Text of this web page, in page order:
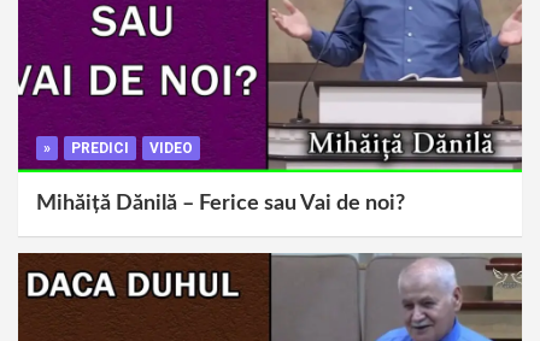
» PREDICI VIDEO
Mihăiță Dănilă – Ferice sau Vai de noi?